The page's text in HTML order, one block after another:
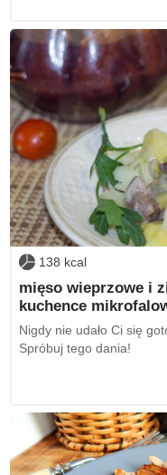
138 kcal
mięso wieprzowe i
kuchence
Nigdy nie udało Ci się
Spróbuj tego dania!